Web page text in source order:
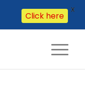
Click here
X